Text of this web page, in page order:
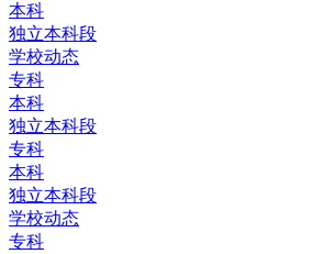
本科
独立本科段
学校动态
专科
本科
独立本科段
专科
本科
独立本科段
学校动态
专科